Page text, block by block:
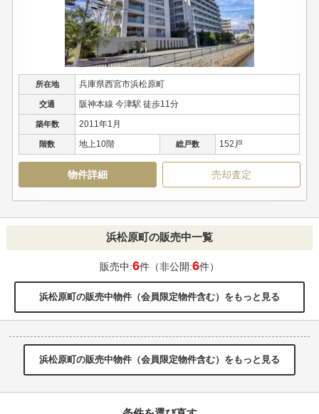
所在地 兵庫県西宮市浜松原町
交通 阪神本線 今津駅 徒歩11分
築年数 2011年1月
階数 地上10階 総戸数 152戸
物件詳細 売却査定
浜松原町の販売中一覧
販売中:6件（非公開:6件）
浜松原町の販売中物件（会員限定物件含む）をもっと見る
浜松原町の販売中物件（会員限定物件含む）をもっと見る